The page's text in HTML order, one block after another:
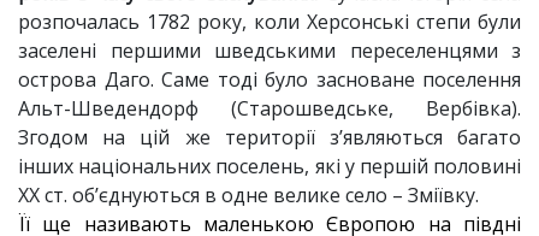
розпочалась 1782 року, коли Херсонські степи були
заселені першими шведськими переселенцями з
острова Даго. Саме тоді було засноване поселення
Альт-Шведендорф (Старошведське, Вербівка).
Згодом на цій же території з’являються багато
інших національних поселень, які у першій половині
XX ст. об’єднуються в одне велике село – Зміївку.
Її ще називають маленькою Європою на півдні